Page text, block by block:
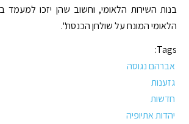
בנות השירות הלאומי, וחשוב שהן יזכו למעמד
הלאומי המונח על שולחן הכנסת".
Tags:
אברהם נגוסה
גזענות
חדשות
יהדות אתיופיה